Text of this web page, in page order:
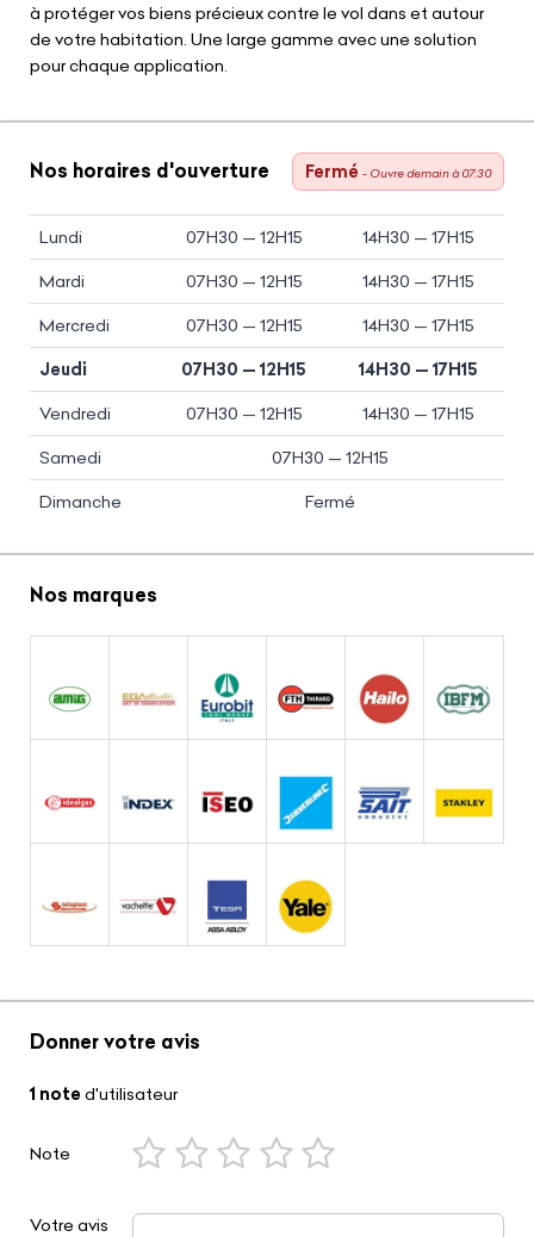
à protéger vos biens précieux contre le vol dans et autour
de votre habitation. Une large gamme avec une solution
pour chaque application.
Nos horaires d'ouverture Fermé - Ouvre demain à 07:30
Lundi 07H30 — 12H15 14H30 — 17H15
Mardi 07H30 — 12H15 14H30 — 17H15
Mercredi 07H30 — 12H15 14H30 — 17H15
Jeudi 07H30 — 12H15 14H30 — 17H15
Vendredi 07H30 — 12H15 14H30 — 17H15
Samedi 07H30 — 12H15
Dimanche Fermé
Nos marques
Donner votre avis
1 note d'utilisateur
Note
Votre avis